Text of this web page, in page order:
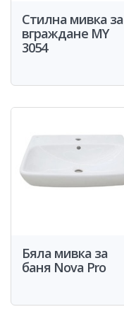
Стилна мивка за
вграждане MY
3054
Бяла мивка за
баня Nova Pro